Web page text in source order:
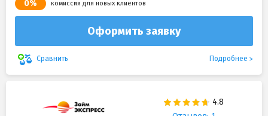
0% комиссия для новых клиентов
Оформить заявку
Сравнить Подробнее